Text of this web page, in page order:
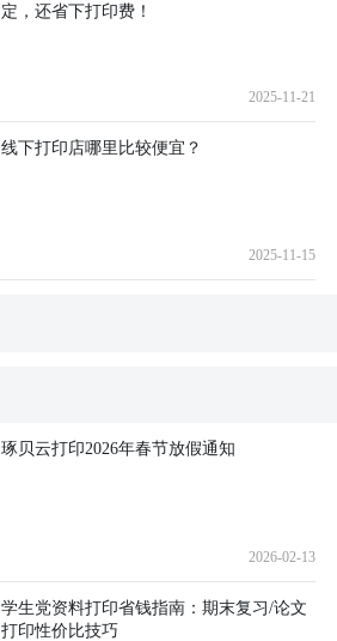
定，还省下打印费！
2025-11-21
线下打印店哪里比较便宜？
2025-11-15
琢贝云打印2026年春节放假通知
2026-02-13
学生党资料打印省钱指南：期末复习/论文
打印性价比技巧